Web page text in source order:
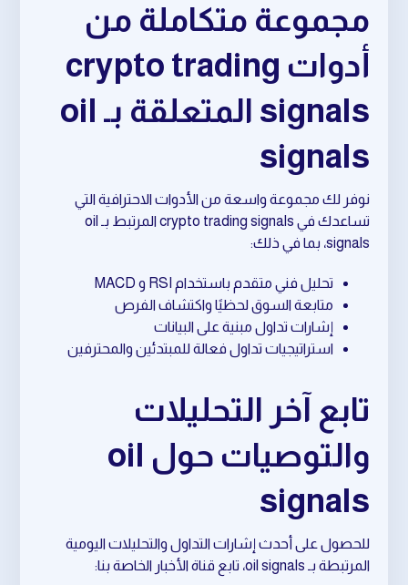
مجموعة متكاملة من
أدوات crypto trading
signals المتعلقة بـ oil
signals
نوفر لك مجموعة واسعة من الأدوات الاحترافية التي
تساعدك في crypto trading signals المرتبط بـ oil
signals، بما في ذلك:
تحليل فني متقدم باستخدام RSI و MACD
متابعة السوق لحظيًا واكتشاف الفرص
إشارات تداول مبنية على البيانات
استراتيجيات تداول فعالة للمبتدئين والمحترفين
تابع آخر التحليلات
والتوصيات حول oil
signals
للحصول على أحدث إشارات التداول والتحليلات اليومية
المرتبطة بـ oil signals، تابع قناة الأخبار الخاصة بنا: